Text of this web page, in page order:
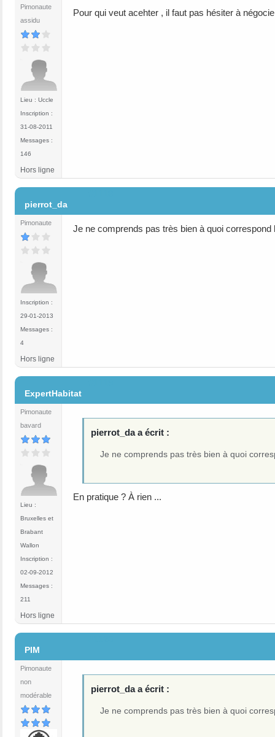
Pimonaute
assidu
Lieu : Uccle
Inscription :
31-08-2011
Messages :
146
Pour qui veut acehter , il faut pas hésiter à
Hors ligne
pierrot_da
Pimonaute
Inscription :
29-01-2013
Messages :
4
Je ne comprends pas très bien à quoi correspond
Hors ligne
ExpertHabitat
Pimonaute
bavard
Lieu :
Bruxelles et
Brabant
Wallon
Inscription :
02-09-2012
Messages :
211
pierrot_da a écrit :
Je ne comprends pas très bien à quoi
En pratique ? À rien ...
Hors ligne
PIM
Pimonaute
non
modérable
pierrot_da a écrit :
Je ne comprends pas très bien à quoi